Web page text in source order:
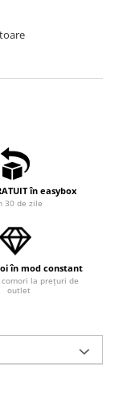
în easybox
30 de zile
în mod constant
la prețuri de
outlet